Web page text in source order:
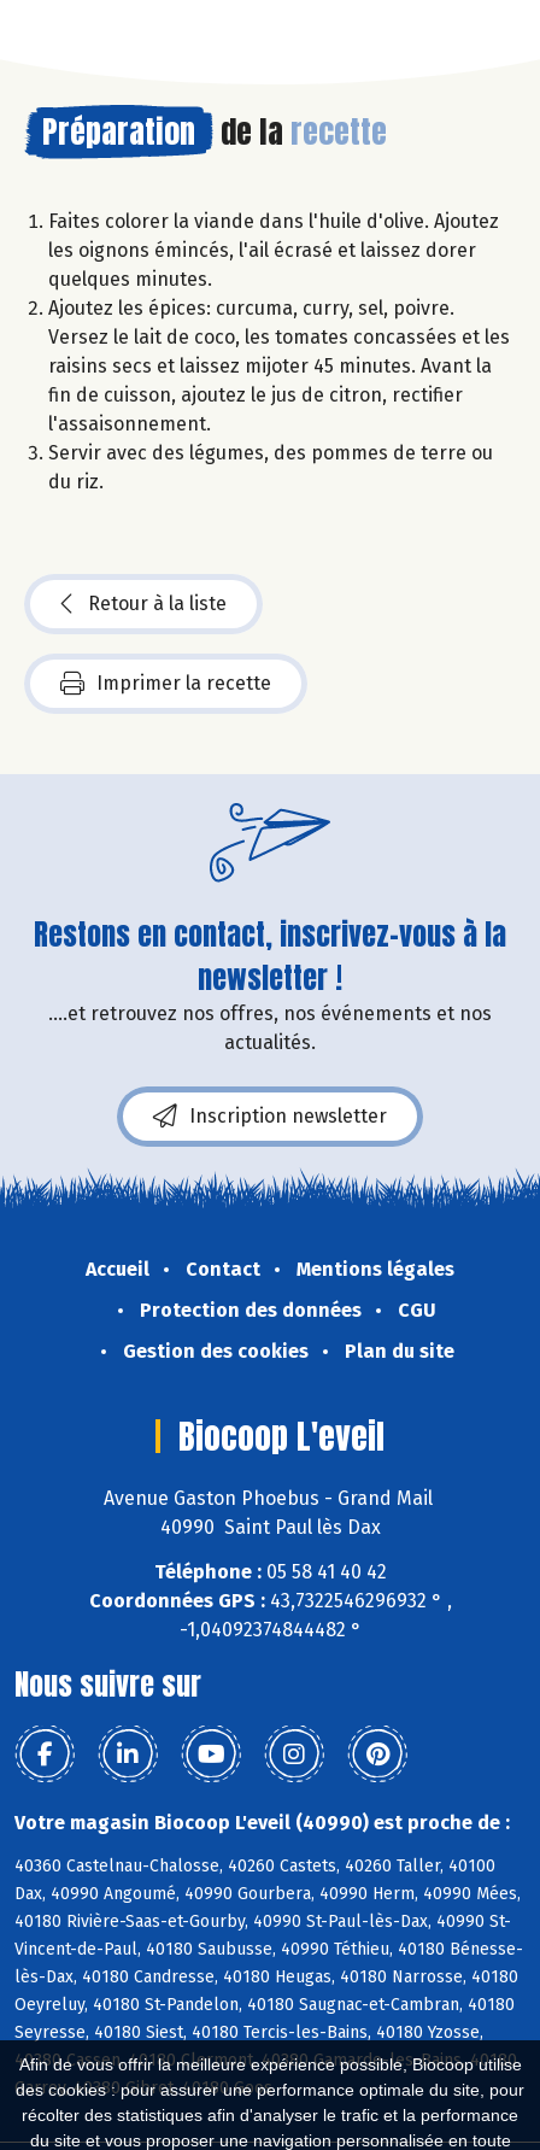
Afin de vous offrir la meilleure expérience possible, Biocoop utilise
des cookies : pour assurer une performance optimale du site, pour
récolter des statistiques afin d'analyser le trafic et la performance
du site et vous proposer une navigation personnalisée en toute
Préparation de la recette
Faites colorer la viande dans l'huile d'olive. Ajoutez
les oignons émincés, l'ail écrasé et laissez dorer
quelques minutes.
Ajoutez les épices: curcuma, curry, sel, poivre.
Versez le lait de coco, les tomates concassées et les
raisins secs et laissez mijoter 45 minutes. Avant la
fin de cuisson, ajoutez le jus de citron, rectifier
l'assaisonnement.
Servir avec des légumes, des pommes de terre ou
du riz.
Retour à la liste
Imprimer la recette
Restons en contact, inscrivez-vous à la
newsletter !
....et retrouvez nos offres, nos événements et nos
actualités.
Inscription newsletter
Accueil Contact
Mentions légales
Protection des données
CGU
Gestion des cookies
Plan du site
Biocoop L'eveil
Avenue Gaston Phoebus - Grand Mail
40990 Saint Paul lès Dax
Téléphone :05 58 41 40 42
Coordonnées GPS :43,7322546296932 ° ,
-1,04092374844482 °
Nous suivre sur
Votre magasin Biocoop L'eveil (40990) est proche de :
40360 Castelnau-Chalosse, 40260 Castets, 40260 Taller, 40100
Dax, 40990 Angoumé, 40990 Gourbera, 40990 Herm, 40990 Mées,
40180 Rivière-Saas-et-Gourby, 40990 St-Paul-lès-Dax, 40990 St-
Vincent-de-Paul, 40180 Saubusse, 40990 Téthieu, 40180 Bénesse-
lès-Dax, 40180 Candresse, 40180 Heugas, 40180 Narrosse, 40180
Oeyreluy, 40180 St-Pandelon, 40180 Saugnac-et-Cambran, 40180
Seyresse, 40180 Siest, 40180 Tercis-les-Bains, 40180 Yzosse,
40380 Cassen, 40180 Clermont, 40380 Gamarde-les-Bains, 40180
Garrey, 40380 Gibret, 40180 Goos